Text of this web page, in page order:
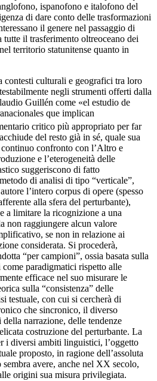
ispanofono e italofono del
di dare conto delle trasformazioni
il genere nel passaggio di
tutte il trasferimento oltreoceano dei
territorio statunitense quanto in
contesti culturali e geografici tra loro
negli strumenti offerti dalla
Guillén come «el estudio de
que implican
critico più appropriato per far
del resto già in sé, quale sua
confronto con l’Altro e
e l’eterogeneità delle
suggeriscono di fatto
di analisi di tipo “verticale”,
l’intero corpus di opere (spesso
alla sfera del perturbante),
a limitare la ricognizione a una
non raggiungere alcun valore
se non in relazione ai
considerata. Si procederà,
“per campioni”, ossia basata sulla
paradigmatici rispetto alle
efficace nel suo misurare le
sulla “consistenza” delle
testuale, con cui si cercherà di
che sincronico, il diverso
narrazione, delle tendenze
costruzione del perturbante. La
i diversi ambiti linguistici, l’oggetto
proposto, in ragione dell’assoluta
avere, anche nel XX secolo,
origini sua misura privilegiata.